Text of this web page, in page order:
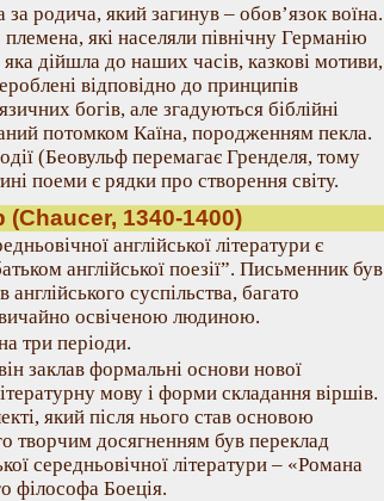
родича, який загинув – обов’язок воїна.
які населяли північну Германію
дійшла до наших часів, казкові мотиви,
відповідно до принципів
богів, але згадуються біблійні
потомком Каїна, породженням пекла.
(Беовульф перемагає Гренделя, тому
поеми є рядки про створення світу.
1340-1400)
англійської літератури є
англійської поезії”. Письменник був
суспільства, багато
освіченою людиною.
три періоди.
заклав формальні основи нової
мову і форми складання віршів.
який після нього став основою
творчим досягненням був переклад
середньовічної літератури – «Романа
філософа Боеція.